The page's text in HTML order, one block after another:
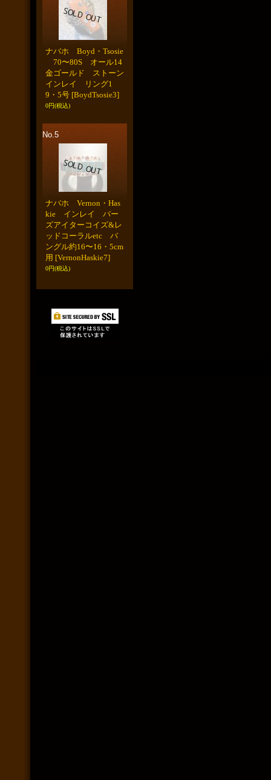
ナバホ Boyd・Tsosie
70〜80S オール14
金ゴールド ストーン
インレイ リング1
9・5号 [BoydTsosie3]
0円(税込)
No.5
ナバホ Vernon・Has
kie インレイ バー
ズアイターコイズ&レ
ッドコーラルetc バ
ングル約16〜16・5cm
用 [VernonHaskie7]
0円(税込)